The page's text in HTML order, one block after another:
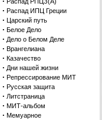
· Распад ИПЦ Греции
· Царский путь
· Белое Дело
· Дело о Белом Деле
· Врангелиана
· Казачество
· Дни нашей жизни
· Репрессирование МИТ
· Русская защита
· Литстраница
· МИТ-альбом
· Мемуарное